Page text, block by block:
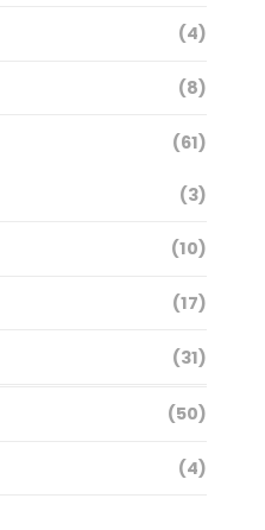
(4)
(8)
(61)
(3)
(10)
(17)
(31)
(50)
(4)